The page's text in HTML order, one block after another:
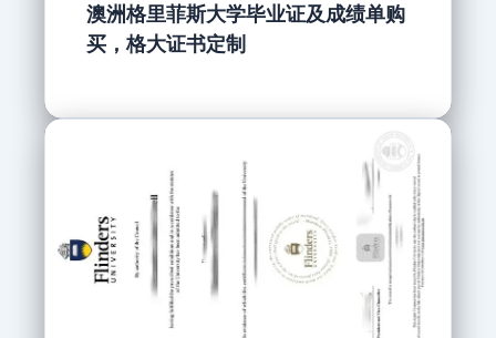
澳洲格里菲斯大学毕业证及成绩单购
买，格大证书定制